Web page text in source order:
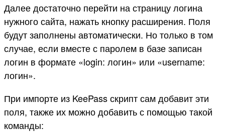
Далее достаточно перейти на страницу логина
нужного сайта, нажать кнопку расширения. Поля
будут заполнены автоматически. Но только в том
случае, если вместе с паролем в базе записан
логин в формате «login: логин» или «username:
логин».
При импорте из KeePass скрипт сам добавит эти
поля, также их можно добавить с помощью такой
команды: